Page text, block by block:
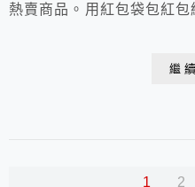
熱賣商品。用紅包袋包紅
繼
1 2